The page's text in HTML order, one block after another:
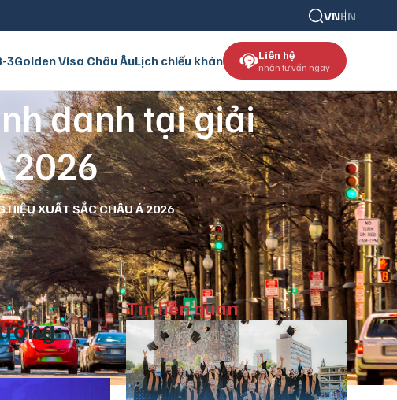
VNEN
3Golden Visa Châu ÂuLịch chiếu khán Liên hệ
nhận tư vấn ngay
danh tại giải
2026
HIỆU XUẤT SẮC CHÂU Á 2026
Tin liên quan